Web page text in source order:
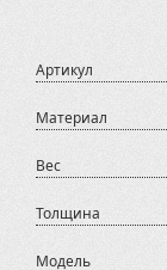
Артикул
Материал
Вес
Толщина
Модель